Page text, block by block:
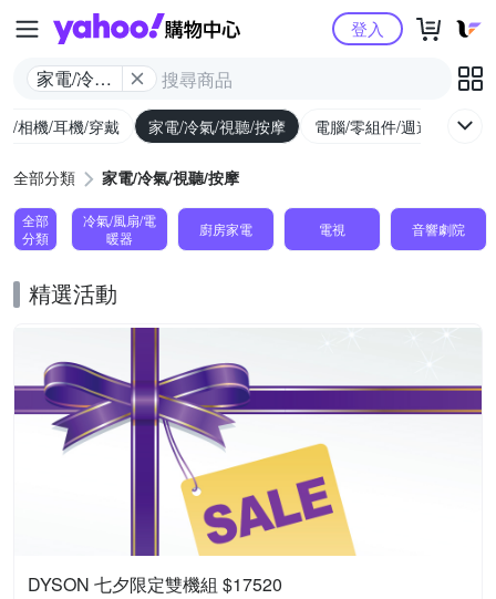
Yahoo購物中心
家電/冷氣/
登入
/相機/耳機/穿戴 家電/冷氣/視聽/按摩 電腦/零組件/週邊/遊戲
全部分類 家電/冷氣/視聽/按摩
全部
分類
冷氣/風扇/電
暖器
廚房家電 電視 音響劇院
精選活動
DYSON 七夕限定雙機組 $17520